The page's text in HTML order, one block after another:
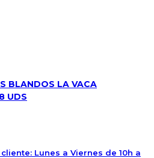
BLANDOS LA VACA
UDS
Lunes a Viernes de 10h a